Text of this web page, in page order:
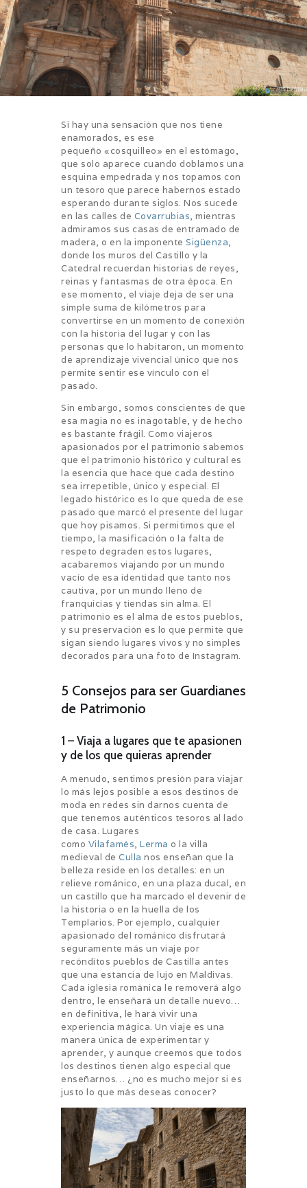
Si hay una sensación que nos tiene
enamorados, es ese
pequeño «cosquilleo» en el estómago,
que solo aparece cuando doblamos una
esquina empedrada y nos topamos con
un tesoro que parece habernos estado
esperando durante siglos. Nos sucede
en las calles de Covarrubias, mientras
admiramos sus casas de entramado de
madera, o en la imponente Sigüenza,
donde los muros del Castillo y la
Catedral recuerdan historias de reyes,
reinas y fantasmas de otra época. En
ese momento, el viaje deja de ser una
simple suma de kilómetros para
convertirse en un momento de conexión
con la historia del lugar y con las
personas que lo habitaron, un momento
de aprendizaje vivencial único que nos
permite sentir ese vínculo con el
pasado.
Sin embargo, somos conscientes de que
esa magia no es inagotable, y de hecho
es bastante frágil. Como viajeros
apasionados por el patrimonio sabemos
que el patrimonio histórico y cultural es
la esencia que hace que cada destino
sea irrepetible, único y especial. El
legado histórico es lo que queda de ese
pasado que marcó el presente del lugar
que hoy pisamos. Si permitimos que el
tiempo, la masificación o la falta de
respeto degraden estos lugares,
acabaremos viajando por un mundo
vacío de esa identidad que tanto nos
cautiva, por un mundo lleno de
franquicias y tiendas sin alma. El
patrimonio es el alma de estos pueblos,
y su preservación es lo que permite que
sigan siendo lugares vivos y no simples
decorados para una foto de Instagram.
5 Consejos para ser Guardianes
de Patrimonio
1 – Viaja a lugares que te apasionen
y de los que quieras aprender
A menudo, sentimos presión para viajar
lo más lejos posible a esos destinos de
moda en redes sin darnos cuenta de
que tenemos auténticos tesoros al lado
de casa. Lugares
como Vilafamés, Lerma o la villa
medieval de Culla nos enseñan que la
belleza reside en los detalles: en un
relieve románico, en una plaza ducal, en
un castillo que ha marcado el devenir de
la historia o en la huella de los
Templarios. Por ejemplo, cualquier
apasionado del románico disfrutará
seguramente más un viaje por
recónditos pueblos de Castilla antes
que una estancia de lujo en Maldivas.
Cada iglesia románica le removerá algo
dentro, le enseñará un detalle nuevo…
en definitiva, le hará vivir una
experiencia mágica. Un viaje es una
manera única de experimentar y
aprender, y aunque creemos que todos
los destinos tienen algo especial que
enseñarnos… ¿no es mucho mejor si es
justo lo que más deseas conocer?